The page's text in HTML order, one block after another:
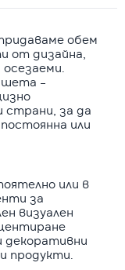
обем
от дизайна,
осезаеми.
–
за да
или
или в
за
визуален
декоративни
продукти.